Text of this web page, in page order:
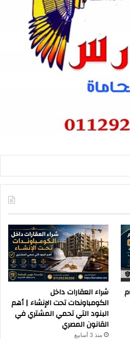
شراء العقارات داخل
الكومباوندات تحت الإنشاء | أهم
البنود التي تحمي المشتري في
القانون المصري
منذ 3 أسابيع